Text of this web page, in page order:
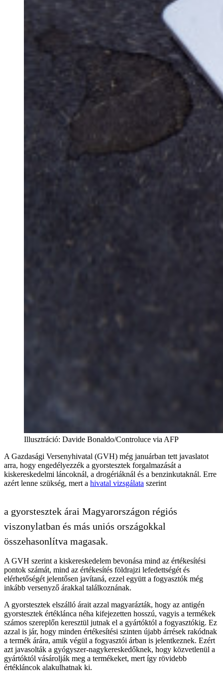
Illusztráció: Davide Bonaldo/Controluce via AFP
A Gazdasági Versenyhivatal (GVH) még januárban tett javaslatot
arra, hogy engedélyezzék a gyorstesztek forgalmazását a
kiskereskedelmi láncoknál, a drogériáknál és a benzinkutaknál. Erre
azért lenne szükség, mert a hivatal vizsgálata szerint
a gyorstesztek árai Magyarországon régiós
viszonylatban és más uniós országokkal
összehasonlítva magasak.
A GVH szerint a kiskereskedelem bevonása mind az értékesítési
pontok számát, mind az értékesítés földrajzi lefedettségét és
elérhetőségét jelentősen javítaná, ezzel együtt a fogyasztók még
inkább versenyző árakkal találkoznának.
A gyorstesztek elszálló árait azzal magyarázták, hogy az antigén
gyorstesztek értéklánca néha kifejezetten hosszú, vagyis a termékek
számos szereplőn keresztül jutnak el a gyártóktól a fogyasztókig. Ez
azzal is jár, hogy minden értékesítési szinten újabb árrések rakódnak
a termék árára, amik végül a fogyasztói árban is jelentkeznek. Ezért
azt javasolták a gyógyszer-nagykereskedőknek, hogy közvetlenül a
gyártóktól vásárolják meg a termékeket, mert így rövidebb
értékláncok alakulhatnak ki.